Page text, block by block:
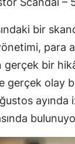
bir
para
gerçek bir
gerçek olay
ayında